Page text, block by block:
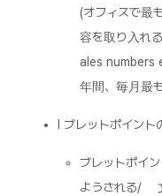
(オフィスで最
容を取り入れ
ales numbers
年間、毎月最
l ブレットポイン
ブレットポイ
ようされる/